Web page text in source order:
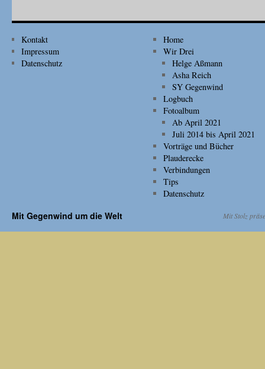
Kontakt
Impressum
Datenschutz
Home
Wir Drei
Helge Aßmann
Asha Reich
SY Gegenwind
Logbuch
Fotoalbum
Ab April 2021
Juli 2014 bis April 2021
Vorträge und Bücher
Plauderecke
Verbindungen
Tips
Datenschutz
Mit Gegenwind um die Welt Mit Stolz